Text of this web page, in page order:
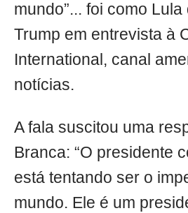
mundo”... foi como
Trump em entrevista à
International, canal
notícias.
A fala suscitou uma
Branca: “O presidente
está tentando ser o
mundo. Ele é um